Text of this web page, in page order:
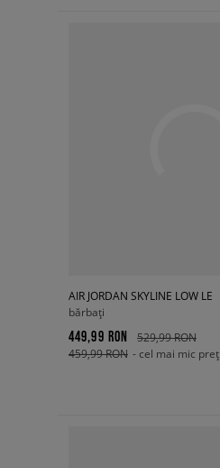
AIR JORDAN SKYLINE LOW LE
bărbați
449,99 RON
529,99 RON
459,99 RON - cel mai mic preț